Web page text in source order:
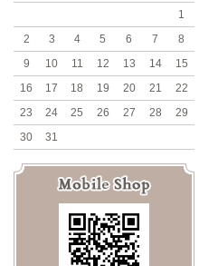
1
2
3 4 5 6 7
8
9
10 11 12 13 14
15
16
17 18 19 20 21
22
23
24 25 26 27 28
29
30
31